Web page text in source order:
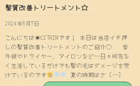
髪質改善トリートメント☆
2024年8月7日
こんにちは☀CITRINです！ 本日は当店イチ押
しの髪質改善トリートメントのご紹介♡ 紫
外線やドライヤー、アイロンなど…日々何気な
く生活しているだけでも髪の毛はダメージを受
けているのです
夏の時期はさ […]